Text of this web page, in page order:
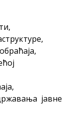
јавне